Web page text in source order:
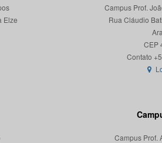
Elze
Campus Prof.
Rua Cláudio
CEP
Campus Prof.